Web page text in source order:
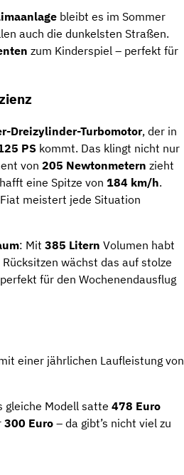
bleibt es im Sommer
auch die dunkelsten Straßen.
zum Kinderspiel – perfekt für
Dreizylinder-Turbomotor, der in
PS kommt. Das klingt nicht nur
von 205 Newtonmetern zieht
eine Spitze von 184 km/h.
meistert jede Situation
: Mit 385 Litern Volumen habt
wächst das auf stolze
für den Wochenendausflug
einer jährlichen Laufleistung von
gleiche Modell satte 478 Euro
300 Euro – da gibt’s nicht viel zu